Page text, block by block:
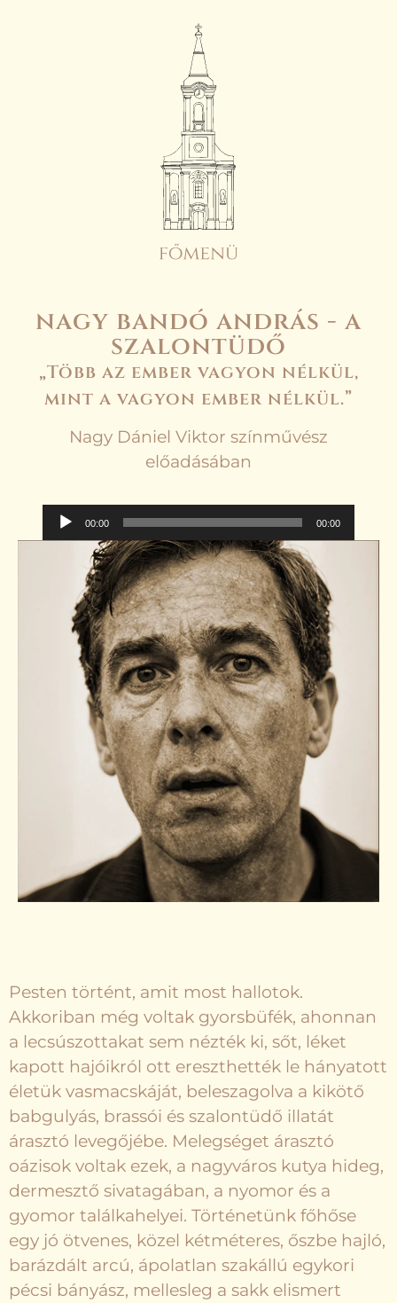
nagy bandó andrás - a
szalontüdő
„Több az ember vagyon nélkül,
mint a vagyon ember nélkül.”
Nagy Dániel Viktor színművész
előadásában
Audió
00:00 00:00
Pesten történt, amit most hallotok.
Akkoriban még voltak gyorsbüfék, ahonnan
a lecsúszottakat sem nézték ki, sőt, léket
kapott hajóikról ott ereszthették le hányatott
életük vasmacskáját, beleszagolva a kikötő
babgulyás, brassói és szalontüdő illatát
árasztó levegőjébe. Melegséget árasztó
oázisok voltak ezek, a nagyváros kutya hideg,
dermesztő sivatagában, a nyomor és a
gyomor találkahelyei. Történetünk főhőse
egy jó ötvenes, közel kétméteres, őszbe hajló,
barázdált arcú, ápolatlan szakállú egykori
pécsi bányász, mellesleg a sakk elismert